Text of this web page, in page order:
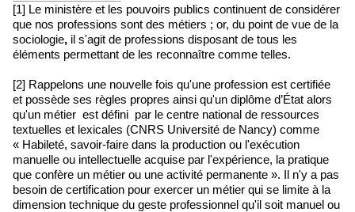
[1] Le ministère et les pouvoirs publics continuent de considérer
que nos professions sont des métiers ; or, du point de vue de la
sociologie, il s'agit de professions disposant de tous les
éléments permettant de les reconnaître comme telles.
[2] Rappelons une nouvelle fois qu'une profession est certifiée
et possède ses règles propres ainsi qu'un diplôme d’État alors
qu'un métier est défini par le centre national de ressources
textuelles et lexicales (CNRS Université de Nancy) comme
« Habileté, savoir-faire dans la production ou l'exécution
manuelle ou intellectuelle acquise par l'expérience, la pratique
que confère un métier ou une activité permanente ». Il n'y a pas
besoin de certification pour exercer un métier qui se limite à la
dimension technique du geste professionnel qu'il soit manuel ou